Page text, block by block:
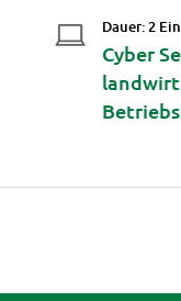
Dauer: 2
Cyber